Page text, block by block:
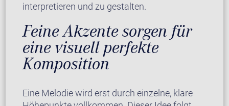
interpretieren und zu gestalten.
Feine Akzente sorgen für
eine visuell perfekte
Komposition
Eine Melodie wird erst durch einzelne, klare